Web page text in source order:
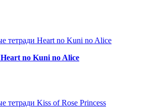
Heart no Kuni no Alice